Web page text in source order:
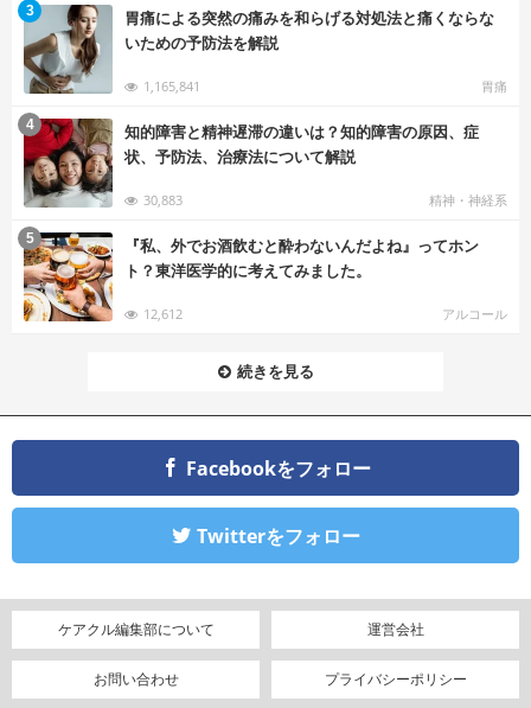
胃痛による突然の痛みを和らげる対処法と痛くならな
いための予防法を解説
1,165,841 胃痛
3
知的障害と精神遅滞の違いは？知的障害の原因、症
状、予防法、治療法について解説
30,883 精神・神経系
4
『私、外でお酒飲むと酔わないんだよね』ってホン
ト？東洋医学的に考えてみました。
12,612 アルコール
5
続きを見る
Facebookをフォロー
Twitterをフォロー
ケアクル編集部について 運営会社
お問い合わせ プライバシーポリシー